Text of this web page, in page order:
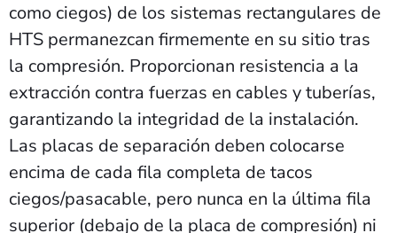
como ciegos) de los sistemas rectangulares de
HTS permanezcan firmemente en su sitio tras
la compresión. Proporcionan resistencia a la
extracción contra fuerzas en cables y tuberías,
garantizando la integridad de la instalación.
Las placas de separación deben colocarse
encima de cada fila completa de tacos
ciegos/pasacable, pero nunca en la última fila
superior (debajo de la placa de compresión) ni